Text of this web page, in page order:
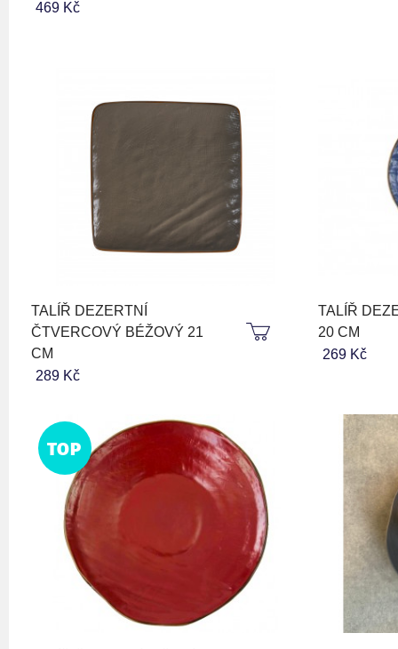
469 Kč
TALÍŘ DEZERTNÍ
ČTVERCOVÝ BÉŽOVÝ 21
CM
289 Kč
TALÍŘ
20 CM
269 Kč
TOP